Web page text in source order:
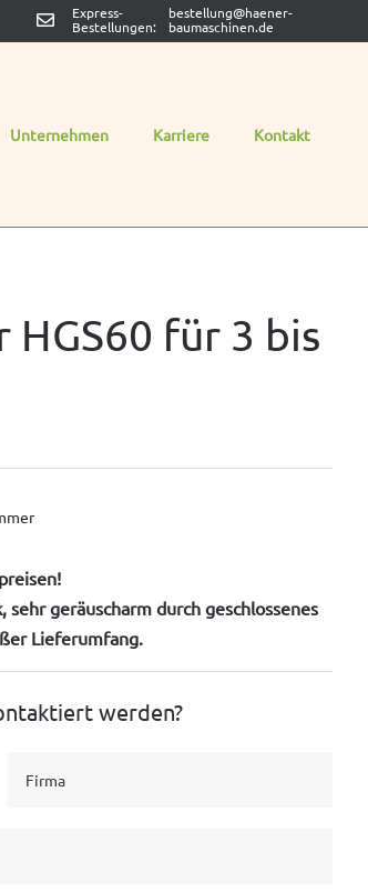
Express-
Bestellungen:
bestellung@haener-
baumaschinen.de
Unternehmen Karriere Kontakt
für 3 bis
geräuscharm durch geschlossenes
Lieferumfang.
werden?